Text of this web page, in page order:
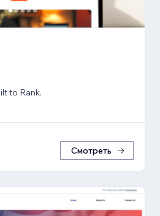
to Rank.
Смотреть